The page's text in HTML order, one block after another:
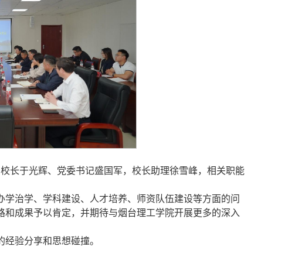
长于光辉、党委书记盛国军，校长助理徐雪峰，相关职能
治学、学科建设、人才培养、师资队伍建设等方面的问
成果予以肯定，并期待与烟台理工学院开展更多的深入
验分享和思想碰撞。